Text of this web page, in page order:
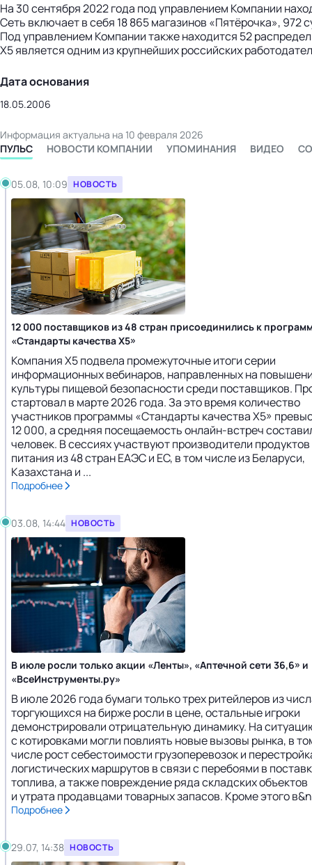
На 30 сентября 2022 года под управлением Компании
Сеть включает в себя 18 865 магазинов «Пятёрочка», 972
Под управлением Компании также находится 52
X5 является одним из крупнейших российских
Дата основания
18.05.2006
Информация актуальна на 10 февраля 2026
ПУЛЬС
НОВОСТИ КОМПАНИИ УПОМИНАНИЯ ВИДЕО
05.08, 10:09 НОВОСТЬ
12 000 поставщиков из 48 стран присоединились к
«Стандарты качества X5»
Компания X5 подвела промежуточные итоги серии
информационных вебинаров, направленных на
культуры пищевой безопасности среди поставщиков.
стартовал в марте 2026 года. За это время количество
участников программы «Стандарты качества Х5»
12 000, а средняя посещаемость онлайн-встреч
человек. В сессиях участвуют производители продуктов
питания из 48 стран ЕАЭС и ЕС, в том числе из Беларуси,
Казахстана и ...
Подробнее
03.08, 14:44 НОВОСТЬ
В июле росли только акции «Ленты», «Аптечной сети 36,6» и
«ВсеИнструменты.ру»
В июле 2026 года бумаги только трех ритейлеров из
торгующихся на бирже росли в цене, остальные игроки
демонстрировали отрицательную динамику. На
с котировками могли повлиять новые вызовы рынка, в
числе рост себестоимости грузоперевозок и
логистических маршрутов в связи с перебоями в
топлива, а также повреждение ряда складских объектов
и утрата продавцами товарных запасов. Кроме этого
Подробнее
29.07, 14:38 НОВОСТЬ